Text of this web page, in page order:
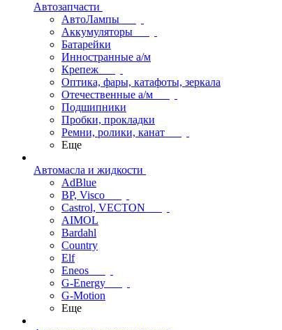
Автозапчасти
АвтоЛампы
Аккумуляторы
Батарейки
Инностранные а/м
Крепеж
Оптика, фары, катафоты, зеркала
Отечественные а/м
Подшипники
Пробки, прокладки
Ремни, ролики, канат
Еще
Автомасла и жидкости
AdBlue
BP, Visco
Castrol, VECTON
AIMOL
Bardahl
Country
Elf
Eneos
G-Energy
G-Motion
Еще